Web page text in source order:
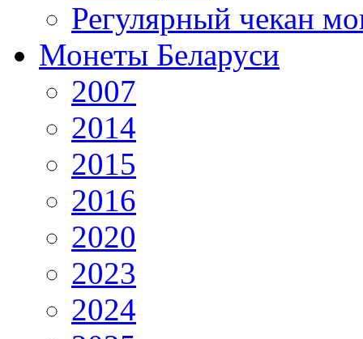
Регулярный чекан
Монеты Беларуси
2007
2014
2015
2016
2020
2023
2024